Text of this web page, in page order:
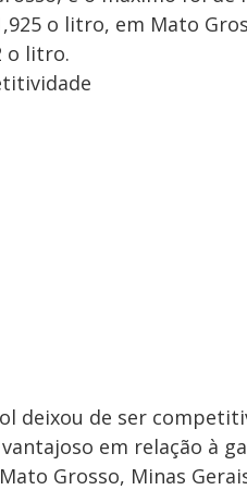
o litro, em Mato
o litro.
deixou de ser
em relação à
Grosso, Minas